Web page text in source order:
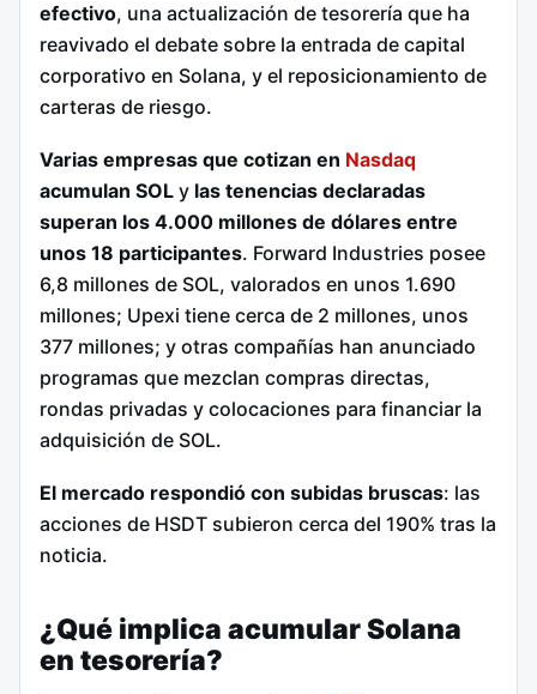
efectivo, una actualización de tesorería que ha
reavivado el debate sobre la entrada de capital
corporativo en Solana, y el reposicionamiento de
carteras de riesgo.
Varias empresas que cotizan en Nasdaq
acumulan SOL y las tenencias declaradas
superan los 4.000 millones de dólares entre
unos 18 participantes. Forward Industries posee
6,8 millones de SOL, valorados en unos 1.690
millones; Upexi tiene cerca de 2 millones, unos
377 millones; y otras compañías han anunciado
programas que mezclan compras directas,
rondas privadas y colocaciones para financiar la
adquisición de SOL.
El mercado respondió con subidas bruscas: las
acciones de HSDT subieron cerca del 190% tras la
noticia.
¿Qué implica acumular Solana
en tesorería?